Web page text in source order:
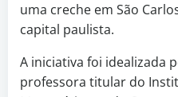
uma creche em São
capital paulista.
A iniciativa foi idealizada
professora titular do